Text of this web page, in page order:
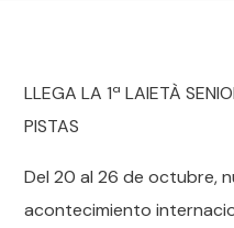
LLEGA LA 1ª LAIETÀ
PISTAS
Del 20 al 26 de octubre,
acontecimiento